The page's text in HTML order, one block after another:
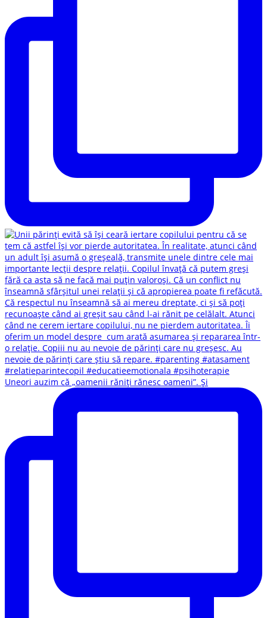
Uneori auzim că „oamenii răniți rănesc oameni”. Și